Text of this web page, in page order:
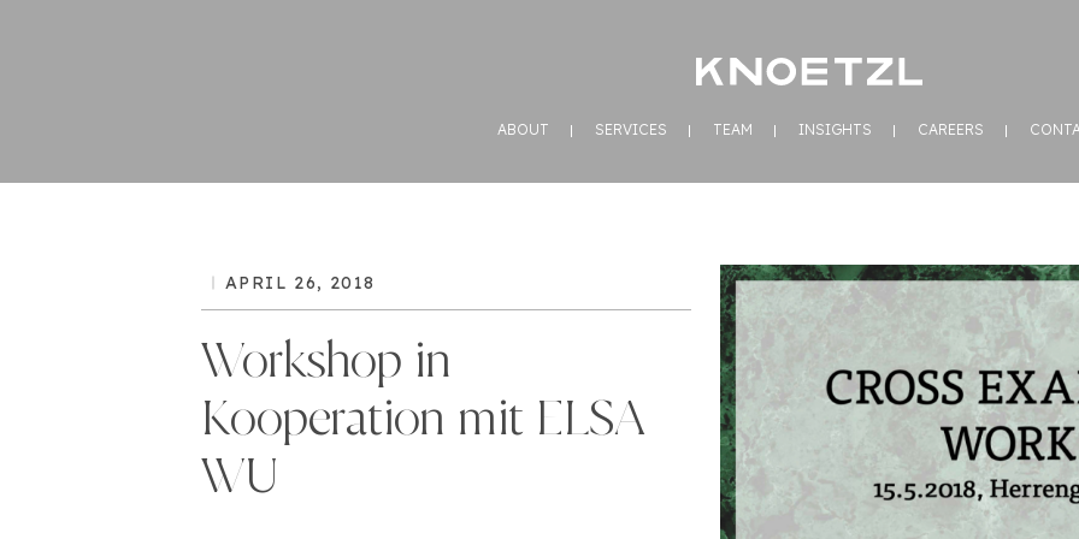
ABOUT SERVICES TEAM INSIGHTS CAREERS
APRIL 26, 2018
Workshop in
Kooperation mit ELSA
WU